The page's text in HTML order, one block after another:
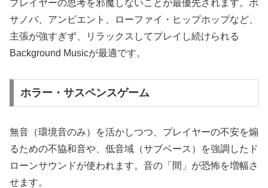
プレイヤーの思考を邪魔しないことが最優先されます。ボ
サノバ、アンビエント、ローファイ・ヒップホップなど、
主張が強すぎず、リラックスしてプレイし続けられる
Background Musicが最適です。
ホラー・サスペンスゲーム
無音（環境音のみ）を活かしつつ、プレイヤーの不安を煽
るための不協和音や、低音域（サブベース）を強調したド
ローンサウンドが使われます。音の「間」が恐怖を増幅さ
せます。